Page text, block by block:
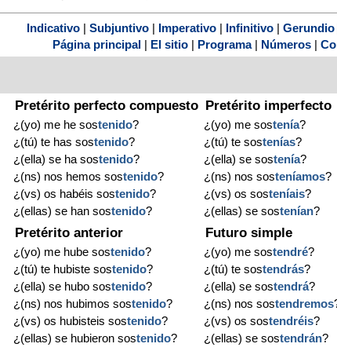
Indicativo | Subjuntivo | Imperativo | Infinitivo | Gerundio
Página principal | El sitio | Programa| Números |
Pretérito perfecto compuesto
¿(yo) me he sostenido?
¿(tú) te has sostenido?
¿(ella) se ha sostenido?
¿(ns) nos hemos sostenido?
¿(vs) os habéis sostenido?
¿(ellas) se han sostenido?
Pretérito imperfecto
¿(yo) me sostenía?
¿(tú) te sostenías?
¿(ella) se sostenía?
¿(ns) nos sosteníamos?
¿(vs) os sosteníais?
¿(ellas) se sostenían?
Pretérito anterior
¿(yo) me hube sostenido?
¿(tú) te hubiste sostenido?
¿(ella) se hubo sostenido?
¿(ns) nos hubimos sostenido?
¿(vs) os hubisteis sostenido?
¿(ellas) se hubieron sostenido?
Futuro simple
¿(yo) me sostendré?
¿(tú) te sostendrás?
¿(ella) se sostendrá?
¿(ns) nos sostendremos
¿(vs) os sostendréis?
¿(ellas) se sostendrán?